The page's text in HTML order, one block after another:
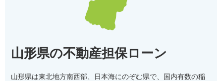
山形県の不動産担保ローン
山形県は東北地方南西部、日本海にのぞむ県で、国内有数の稲